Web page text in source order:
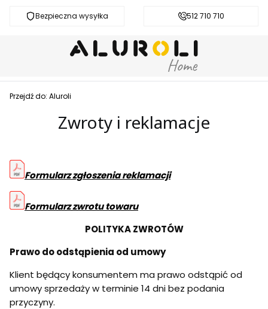
Bezpieczna wysyłka Darmowa dostawa od 200 zł
512 710 710
Przejdź do: Aluroli
Zwroty i reklamacje
Formularz zgłoszenia reklamacji
Formularz zwrotu towaru
POLITYKA ZWROTÓW
Prawo do odstąpienia od umowy
Klient będący konsumentem ma prawo odstąpić od
umowy sprzedaży w terminie 14 dni bez podania
przyczyny.